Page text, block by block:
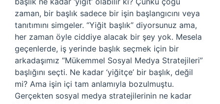
zaman, bir başlık sadece bir işin başlangıcını veya
tanıtımını simgeler. “Yiğit başlık” diyorsunuz ama,
her zaman öyle ciddiye alacak bir şey yok. Mesela
geçenlerde, iş yerinde başlık seçmek için bir
arkadaşımız “Mükemmel Sosyal Medya Stratejileri”
başlığını seçti. Ne kadar ‘yiğitçe’ bir başlık, değil
mi? Ama işin içi tam anlamıyla bozulmuştu.
Gerçekten sosyal medya stratejilerinin ne kadar